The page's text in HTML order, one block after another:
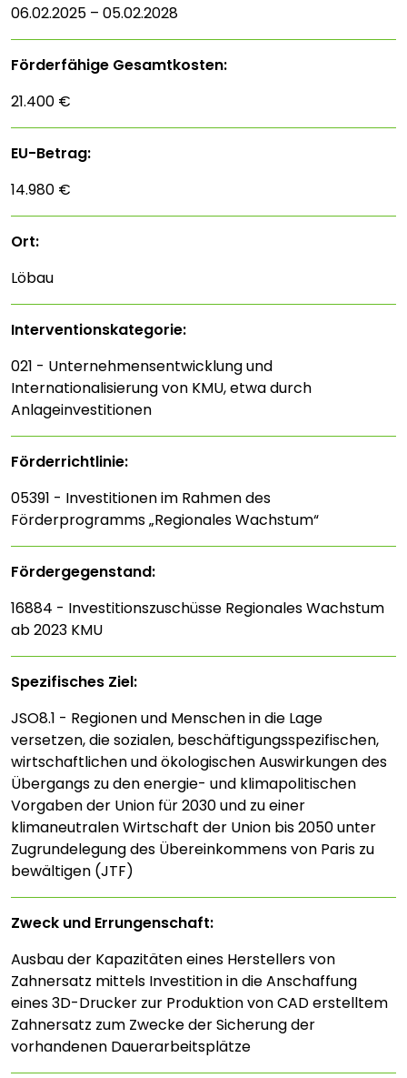
06.02.2025 – 05.02.2028
Förderfähige Gesamtkosten:
21.400 €
EU-Betrag:
14.980 €
Ort:
Löbau
Interventions­kategorie:
021 - Unternehmensentwicklung und
Internationalisierung von KMU, etwa durch
Anlageinvestitionen
Förderrichtlinie:
05391 - Investitionen im Rahmen des
Förderprogramms „Regionales Wachstum“
Fördergegenstand:
16884 - Investitionszuschüsse Regionales Wachstum
ab 2023 KMU
Spezifisches Ziel:
JSO8.1 - Regionen und Menschen in die Lage
versetzen, die sozialen, beschäftigungsspezifischen,
wirtschaftlichen und ökologischen Auswirkungen des
Übergangs zu den energie- und klimapolitischen
Vorgaben der Union für 2030 und zu einer
klimaneutralen Wirtschaft der Union bis 2050 unter
Zugrundelegung des Übereinkommens von Paris zu
bewältigen (JTF)
Zweck und Errungenschaft:
Ausbau der Kapazitäten eines Herstellers von
Zahnersatz mittels Investition in die Anschaffung
eines 3D-Drucker zur Produktion von CAD erstelltem
Zahnersatz zum Zwecke der Sicherung der
vorhandenen Dauerarbeitsplätze